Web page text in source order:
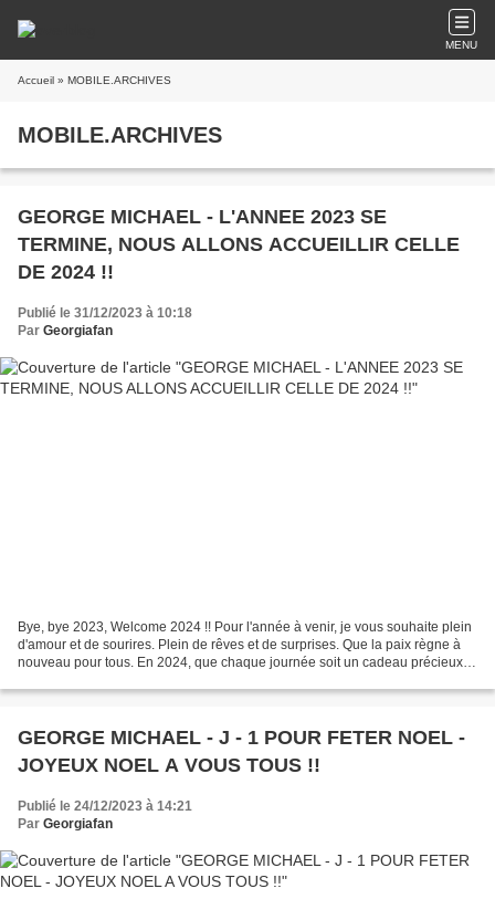
MENU
Accueil » MOBILE.ARCHIVES
MOBILE.ARCHIVES
GEORGE MICHAEL - L'ANNEE 2023 SE
TERMINE, NOUS ALLONS ACCUEILLIR CELLE
DE 2024 !!
Publié le 31/12/2023 à 10:18
Par Georgiafan
Bye, bye 2023, Welcome 2024 !! Pour l'année à venir, je vous souhaite plein
d'amour et de sourires. Plein de rêves et de surprises. Que la paix règne à
nouveau pour tous. En 2024, que chaque journée soit un cadeau précieux à
GEORGE MICHAEL - J - 1 POUR FETER NOEL -
JOYEUX NOEL A VOUS TOUS !!
Publié le 24/12/2023 à 14:21
Par Georgiafan